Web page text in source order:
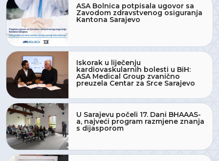
ASA Bolnica potpisala ugovor sa
Zavodom zdravstvenog osiguranja
Kantona Sarajevo
Iskorak u liječenju
kardiovaskularnih bolesti u BiH:
ASA Medical Group zvanično
preuzela Centar za Srce Sarajevo
U Sarajevu počeli 17. Dani BHAAAS-
a, najveći program razmjene znanja
s dijasporom